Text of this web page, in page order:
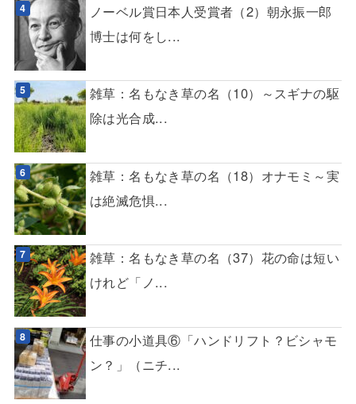
ノーベル賞日本人受賞者（2）朝永振一郎
博士は何をし...
雑草：名もなき草の名（10）～スギナの駆
除は光合成...
雑草：名もなき草の名（18）オナモミ～実
は絶滅危惧...
雑草：名もなき草の名（37）花の命は短い
けれど「ノ...
仕事の小道具⑥「ハンドリフト？ビシャモ
ン？」（ニチ...